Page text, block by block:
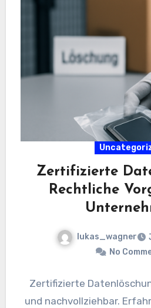
Zertifizierte
Rechtliche
lukas_wagner
No
Zertifizierte
und nachvollziehbar.